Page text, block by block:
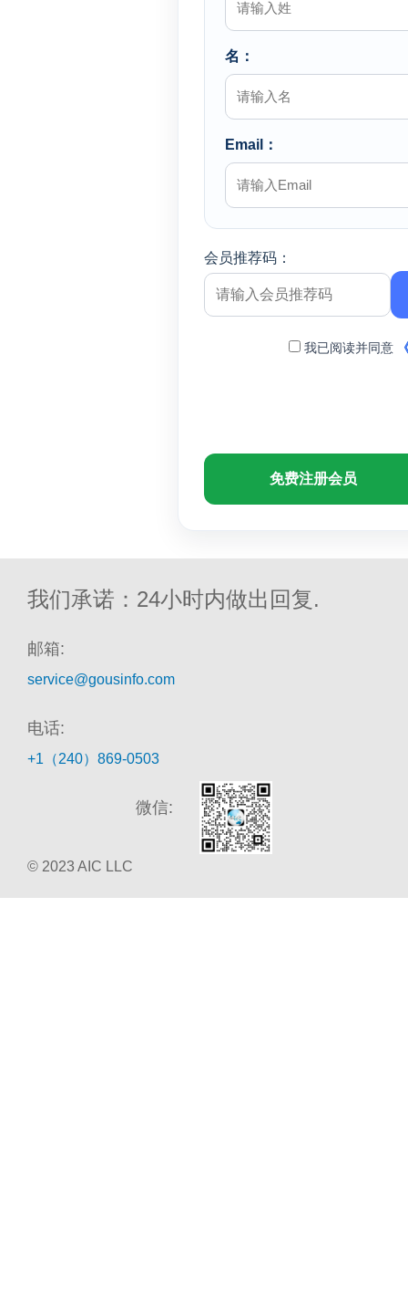
名：
Email：
会员推荐码：
我已阅读并同意
免费注册会员
我们承诺：24小时内做出回复.
邮箱:
service@gousinfo.com
电话:
+1（240）869-0503
微信:
© 2023 AIC LLC